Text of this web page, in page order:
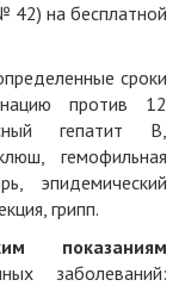
42) на бесплатной
сроки
против 12
гепатит В,
гемофильная
эпидемический
грипп.
показаниям
заболеваний: